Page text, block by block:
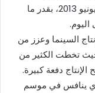
والإيرادات خلال الفترة التي سبقت ثورة 30 يونيو 2013، بقدر ما
السينما وعزز من
تخطت الكثير من
لفيلم “ولاد رزق 3″،الذي ينافس في موسم